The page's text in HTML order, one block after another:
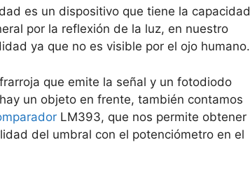
es un dispositivo que tiene la capacidad
por la reflexión de la luz, en nuestro
ya que no es visible por el ojo humano.
que emite la señal y un fotodiodo
un objeto en frente, también contamos
LM393, que nos permite obtener
del umbral con el potenciómetro en el